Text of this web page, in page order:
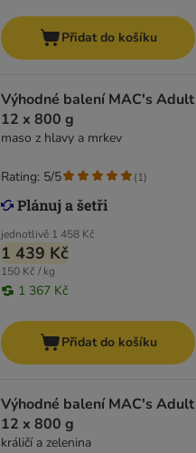
Přidat do košíku
Výhodné balení MAC's Adult
12 x 800 g
maso z hlavy a mrkev
jednotlivě 1 458 Kč
1 439 Kč
150 Kč / kg
1 367 Kč
Rating: 5/5 (1)
Přidat do košíku
Výhodné balení MAC's Adult
12 x 800 g
králičí a zelenina